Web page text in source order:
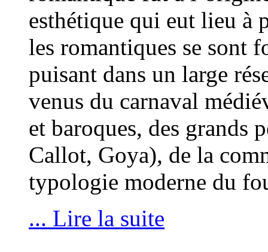
esthétique qui eut lieu à
les romantiques se sont
puisant dans un large
venus du carnaval
et baroques, des grands
Callot, Goya), de la
typologie moderne du
... Lire la suite